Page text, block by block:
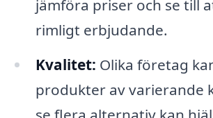
jämföra priser och se till
rimligt erbjudande.
Kvalitet: Olika företag
produkter av varierande